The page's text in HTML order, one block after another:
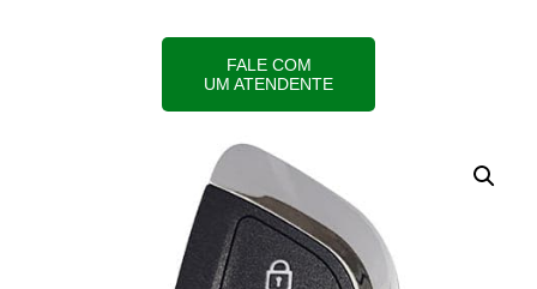
FALE COM
UM ATENDENTE